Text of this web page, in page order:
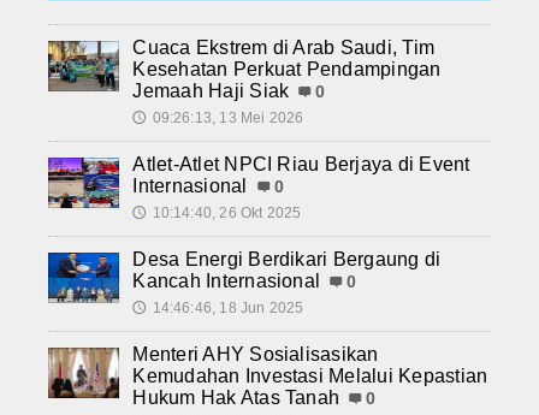
Cuaca Ekstrem di Arab Saudi, Tim
Kesehatan Perkuat Pendampingan
Jemaah Haji Siak
0
🕔 09:26:13, 13 Mei 2026
Atlet-Atlet NPCI Riau Berjaya di Event
Internasional
0
🕔 10:14:40, 26 Okt 2025
Desa Energi Berdikari Bergaung di
Kancah Internasional
0
🕔 14:46:46, 18 Jun 2025
Menteri AHY Sosialisasikan
Kemudahan Investasi Melalui Kepastian
Hukum Hak Atas Tanah
0